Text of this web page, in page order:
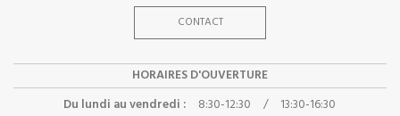
CONTACT
HORAIRES D'OUVERTURE
Du lundi au vendredi :
8:30-12:30 / 13:30-16:30